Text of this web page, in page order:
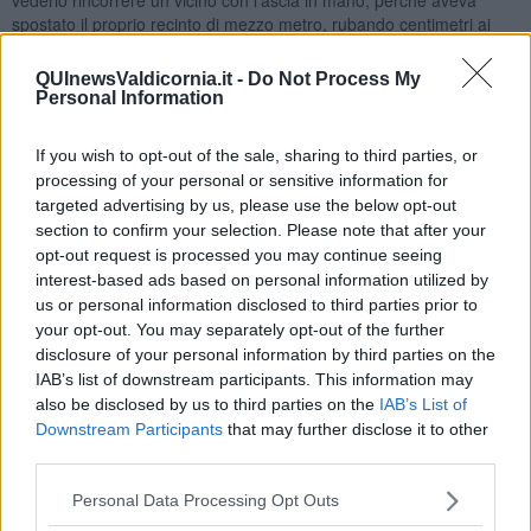
QUInewsValdicornia.it - Do Not Process My
Personal Information
If you wish to opt-out of the sale, sharing to third parties, or
processing of your personal or sensitive information for
targeted advertising by us, please use the below opt-out
section to confirm your selection. Please note that after your
opt-out request is processed you may continue seeing
interest-based ads based on personal information utilized by
us or personal information disclosed to third parties prior to
your opt-out. You may separately opt-out of the further
disclosure of your personal information by third parties on the
IAB’s list of downstream participants. This information may
also be disclosed by us to third parties on the IAB’s List of
Downstream Participants that may further disclose it to other
Personal Data Processing Opt Outs
spostato il proprio recinto di mezzo metro, rubando centimetri ai
subito. Poi, ecco il miracolo, lo stesso vicino sì presentava il giorno
in cui la mietitrebbia entrava nel campo di mio nonno, per offrire il
chi metteva a disposizione gli attrezzi, chi il bestiame, chi portava
l’acqua, chi il mangiare. E non c’era una cosa che era più
importante di un'altra, c’era lo stesso entusiasmo in chi usava la
mietitrebbia, come in chi impugnava il forcone o chi portava
l’acqua.
Ecco, quando penso al lavoro mi viene in mente il giorno della
mietitura, con il vivere sereno, nonostante la fatica fisica.»
«Ora sono in pensione. Mi ritengo fortunata di aver svolto un lavoro
autonomo, dove ho deciso io le esigenze, le priorità e i ritmi di
quello che era da fare.»
«Con l’arrivo della pandemia mi sono reso conto di quanto il lavoro
per me fosse fondante. Ho vissuto l’assenza di concerti ed eventi
non solo come una mancanza economica ma anche come una
possibilità in meno per esprimermi. Il lavoro per me è la possibilità